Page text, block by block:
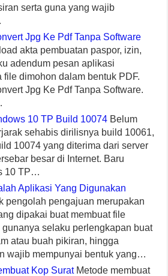
serta guna yang wajib
Jpg Ke Pdf Tanpa Software
akta pembuatan paspor, izin,
adendum pesan aplikasi
file dimohon dalam bentuk PDF.
Jpg Ke Pdf Tanpa Software.
10 TP Build 10074 Belum
sehabis dirilisnya build 10061,
10074 yang diterima dari server
besar di Internet. Baru
10 TP…
Aplikasi Yang Digunakan
pengolah pengajuan merupakan
dipakai buat membuat file
selaku perlengkapan buat
atau buah pikiran, hingga
wajib mempunyai bentuk yang…
Kop SuratMetode membuat